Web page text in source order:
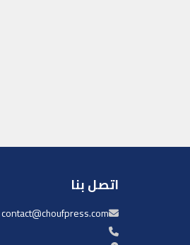
اتصل بنا
contact@choufpress.com